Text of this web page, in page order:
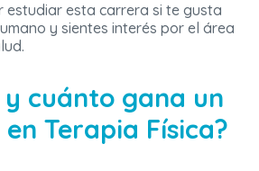
estudiar esta carrera si te gusta
y sientes interés por el área
y cuánto gana un
Terapia Física?